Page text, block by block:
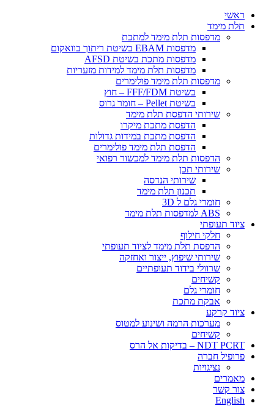
ראשי
תלת מימד
​מדפסות תלת מימד למתכת
מדפסות EBAM בשיטת ריתוך בוואקום
מדפסות מתכת בשיטת AFSD
​מדפסות תלת מימד למידות מזעריות
​מדפסות תלת מימד פולימרים
בשיטת FFF/FDM – חוץ
בשיטת Pellet – חומר גרוס
שירותי הדפסת תלת מימד
הדפסת מתכת מיקרו
הדפסת מתכת במידות גדולות
הדפסת תלת מימד פולימרים
הדפסות תלת מימד למכשור רפואי
שירותי תכן
שירותי הנדסה
תכנון תלת מימד
חומרי גלם ל 3D
ABS למדפסות תלת מימד
ציוד תעופתי
חלקי חילוף
הדפסת תלת מימד לציוד תעופתי
שירותי שיפוץ, ייצור ואחזקה
שרוולי בידוד תעופתיים
קשיחים
חומרי גלם
אבקת מתכת
ציוד קרקע
מערכות הרמה ושינוע למטוס
קשיחים
NDT PCRT – בדיקות אל הרס
פרופיל חברה
​​​נציגויות
מאמרים
צור קשר
English